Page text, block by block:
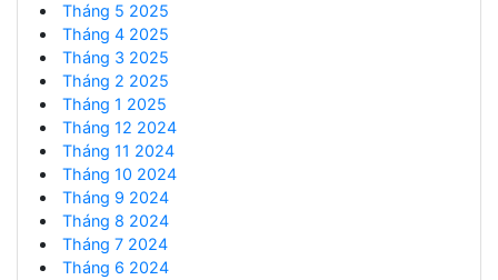
Tháng 5 2025
Tháng 4 2025
Tháng 3 2025
Tháng 2 2025
Tháng 1 2025
Tháng 12 2024
Tháng 11 2024
Tháng 10 2024
Tháng 9 2024
Tháng 8 2024
Tháng 7 2024
Tháng 6 2024